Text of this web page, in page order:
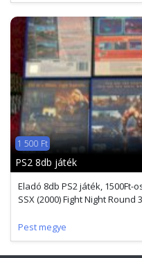
1 500 Ft
PS2 8db játék
Eladó 8db PS2 játék, 1500Ft-
SSX (2000) Fight Night Round
Pest megye